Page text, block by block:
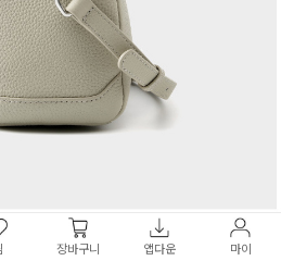
장바구니 앱다운 마이